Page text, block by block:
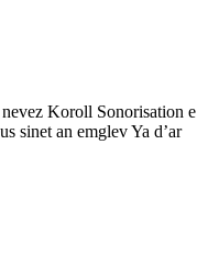
Koroll Sonorisation e
sinet an emglev Ya d’ar